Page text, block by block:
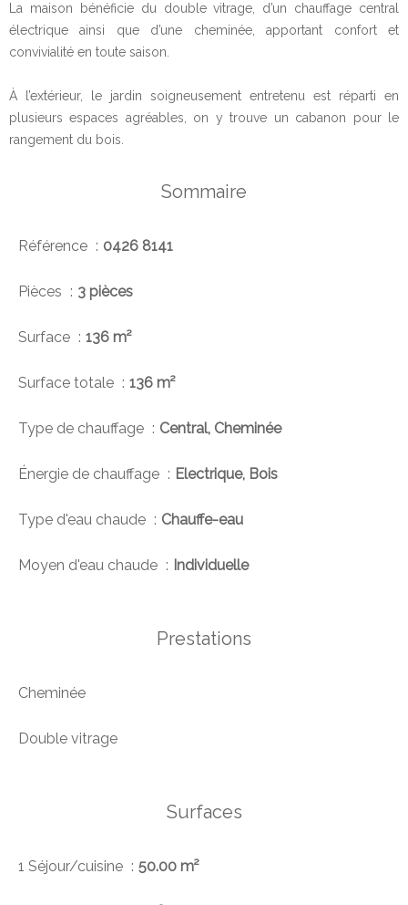
La maison bénéficie du double vitrage, d’un chauffage central
électrique ainsi que d’une cheminée, apportant confort et
convivialité en toute saison.
À l’extérieur, le jardin soigneusement entretenu est réparti en
plusieurs espaces agréables, on y trouve un cabanon pour le
rangement du bois.
Sommaire
Référence 0426 8141
Pièces 3 pièces
Surface 136 m²
Surface totale 136 m²
Type de chauffage Central, Cheminée
Énergie de chauffage Electrique, Bois
Type d'eau chaude Chauffe-eau
Moyen d'eau chaude Individuelle
Prestations
Cheminée
Double vitrage
Surfaces
1 Séjour/cuisine 50.00 m²